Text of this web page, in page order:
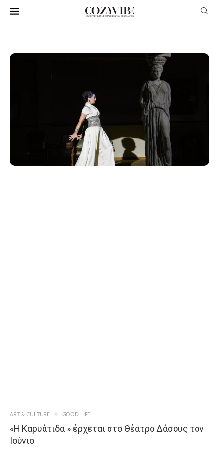
ART & CULTURE GOOD LIFE
«Η Καρυάτιδα!» έρχεται στο Θέατρο Δάσους τον
Ιούνιο